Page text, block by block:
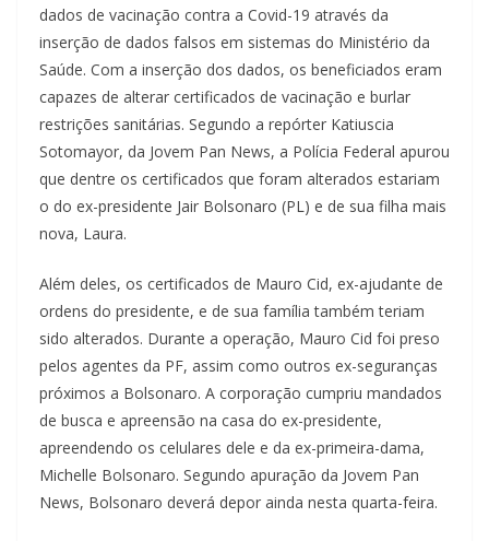
dados de vacinação contra a Covid-19 através da
inserção de dados falsos em sistemas do Ministério da
Saúde. Com a inserção dos dados, os beneficiados eram
capazes de alterar certificados de vacinação e burlar
restrições sanitárias. Segundo a repórter Katiuscia
Sotomayor, da Jovem Pan News, a Polícia Federal apurou
que dentre os certificados que foram alterados estariam
o do ex-presidente Jair Bolsonaro (PL) e de sua filha mais
nova, Laura.
Além deles, os certificados de Mauro Cid, ex-ajudante de
ordens do presidente, e de sua família também teriam
sido alterados. Durante a operação, Mauro Cid foi preso
pelos agentes da PF, assim como outros ex-seguranças
próximos a Bolsonaro. A corporação cumpriu mandados
de busca e apreensão na casa do ex-presidente,
apreendendo os celulares dele e da ex-primeira-dama,
Michelle Bolsonaro. Segundo apuração da Jovem Pan
News, Bolsonaro deverá depor ainda nesta quarta-feira.